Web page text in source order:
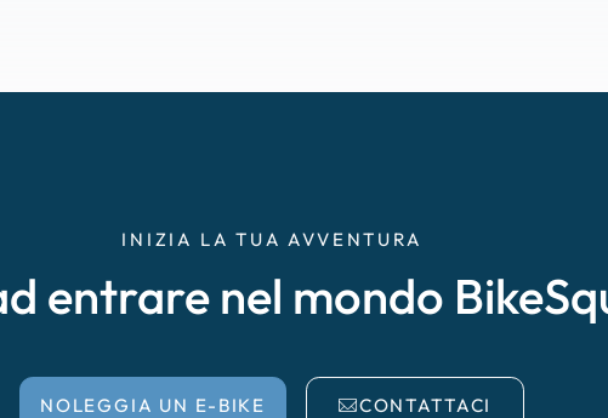
INIZIA LA TUA AVVENTURA
entrare nel mondo
NOLEGGIA UN E-BIKE CONTATTACI